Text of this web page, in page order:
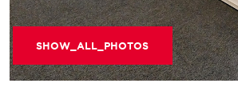
SHOW_ALL_PHOTOS